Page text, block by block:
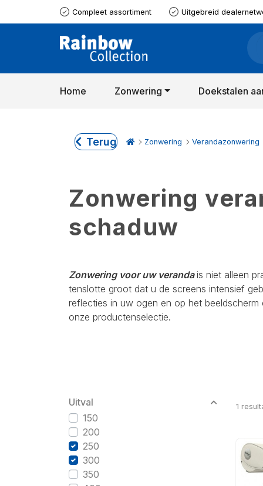
Compleet assortiment Uitgebreid
Home Zonwering Doekstalen
Terug Zonwering Verandazonwering
Zonwering
schaduw
Zonwering voor uw verandais niet alleen
tenslotte groot dat u de screens intensief
reflecties in uw ogen en op het
onze productenselectie.
Uitval
150
200
250
300
350
1